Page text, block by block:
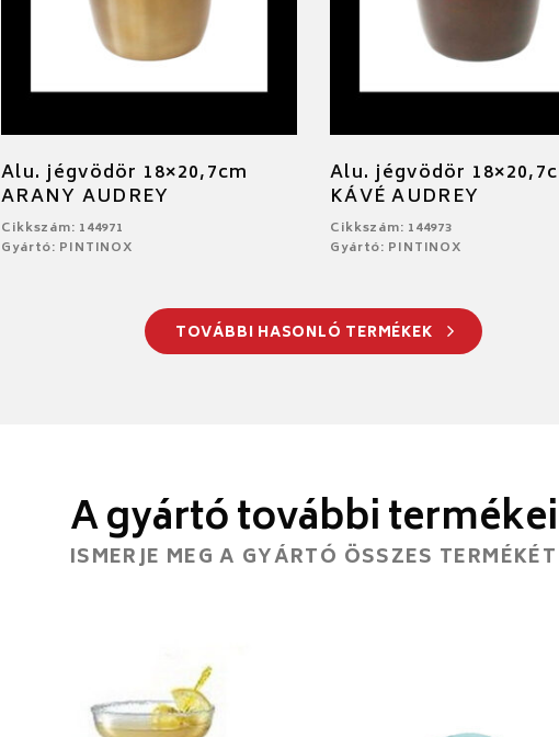
Alu. jégvödör 18×20,7cm
ARANY AUDREY
Cikkszám: 144971
Gyártó: PINTINOX
Alu. jégvödör
KÁVÉ AUDREY
Cikkszám: 144973
Gyártó: PINTINOX
TOVÁBBI HASONLÓ TERMÉKEK
A gyártó további termékei
ISMERJE MEG A GYÁRTÓ ÖSSZES TERMÉKÉT